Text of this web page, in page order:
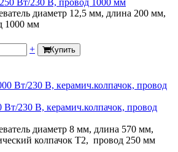
диаметр 12,5 мм, длина 200 мм,
1000 мм
+ Купить
230 В, керамич.колпачок, провод
диаметр 8 мм, длина 570 мм,
колпачок Т2, провод 250 мм